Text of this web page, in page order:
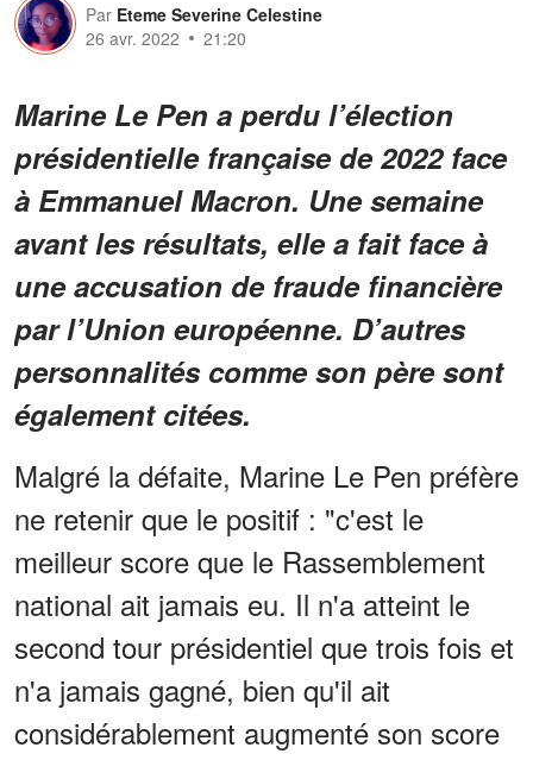
Par Eteme Severine Celestine
26 avr. 2022
21:20
Marine Le Pen a perdu l’élection
présidentielle française de 2022 face
à Emmanuel Macron. Une semaine
avant les résultats, elle a fait face à
une accusation de fraude financière
par l’Union européenne. D’autres
personnalités comme son père sont
également citées.
Malgré la défaite, Marine Le Pen préfère
ne retenir que le positif : "c'est le
meilleur score que le Rassemblement
national ait jamais eu. Il n'a atteint le
second tour présidentiel que trois fois et
n'a jamais gagné, bien qu'il ait
considérablement augmenté son score